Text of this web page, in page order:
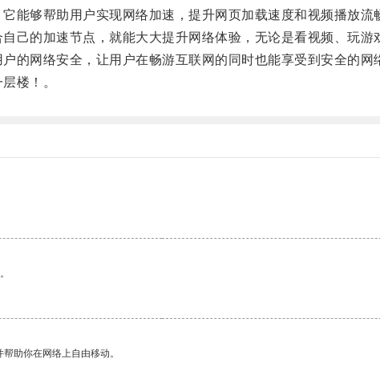
够帮助用户实现网络加速，提升网页加载速度和视频播放流
的加速节点，就能大大提升网络体验，无论是看视频、玩游
网络安全，让用户在畅游互联网的同时也能享受到安全的网
楼！。
助你在网络上自由移动。